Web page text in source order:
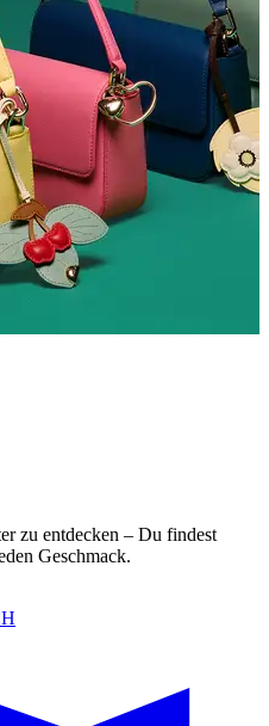
zu entdecken – Du findest
Geschmack.